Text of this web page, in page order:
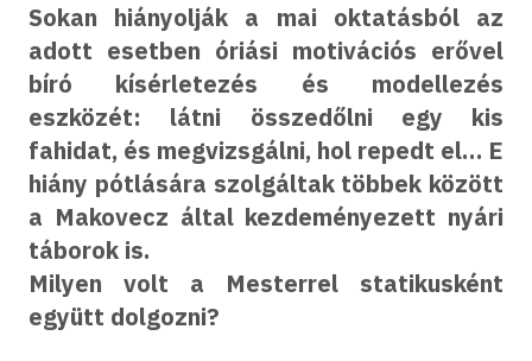
Sokan hiányolják a mai oktatásból az
adott esetben óriási motivációs erővel
bíró kísérletezés és modellezés
eszközét: látni összedőlni egy kis
fahidat, és megvizsgálni, hol repedt el… E
hiány pótlására szolgáltak többek között
a Makovecz által kezdeményezett nyári
táborok is.
Milyen volt a Mesterrel statikusként
együtt dolgozni?